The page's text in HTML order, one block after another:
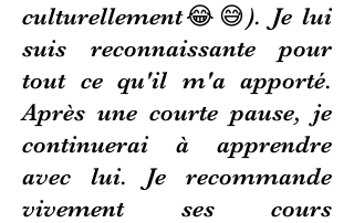
culturellement😂😅). Je lui
suis reconnaissante pour
tout ce qu'il m'a apporté.
Après une courte pause, je
continuerai à apprendre
avec lui. Je recommande
vivement ses cours